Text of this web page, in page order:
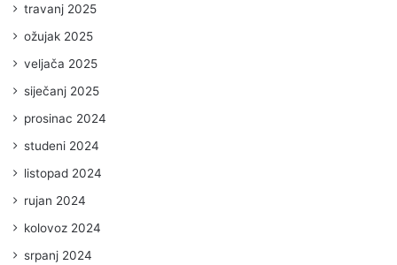
travanj 2025
ožujak 2025
veljača 2025
siječanj 2025
prosinac 2024
studeni 2024
listopad 2024
rujan 2024
kolovoz 2024
srpanj 2024